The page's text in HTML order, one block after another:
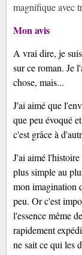
magnifique avec
Mon avis
A vrai dire, je
sur ce roman. Je
chose, mais...
J'ai aimé que
que peu évoqué
c'est grâce à
J'ai aimé l'histoire
plus simple au
mon imagination
peu. Or c'est
l'essence même
rapidement
ne sait ce qui les